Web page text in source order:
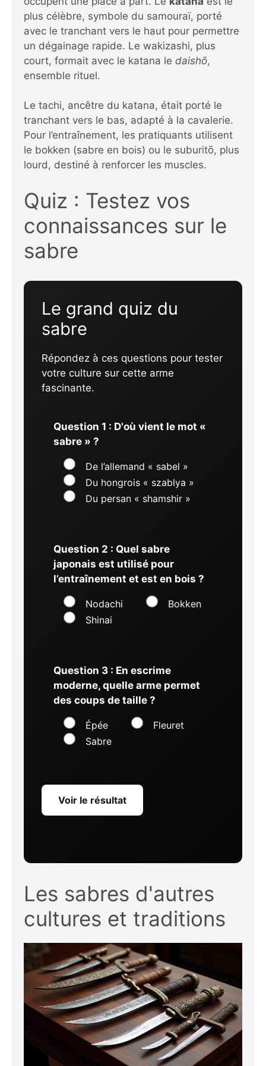
plus célèbre, symbole du samouraï, porté
avec le tranchant vers le haut pour permettre
un dégainage rapide. Le wakizashi, plus
court, formait avec le katana le daishō,
ensemble rituel.
Le tachi, ancêtre du katana, était porté le
tranchant vers le bas, adapté à la cavalerie.
Pour l’entraînement, les pratiquants utilisent
le bokken (sabre en bois) ou le suburitō, plus
lourd, destiné à renforcer les muscles.
Quiz : Testez vos
connaissances sur le
sabre
Le grand quiz du
sabre
Répondez à ces questions pour tester
votre culture sur cette arme
fascinante.
Question 1 : D'où vient le mot «
sabre » ?
De l’allemand « sabel »
Du hongrois « szablya »
Du persan « shamshir »
Question 2 : Quel sabre
japonais est utilisé pour
l’entraînement et est en bois ?
Nodachi
Bokken
Shinai
Question 3 : En escrime
moderne, quelle arme permet
des coups de taille ?
Épée
Fleuret
Sabre
Voir le résultat
Les sabres d'autres
cultures et traditions